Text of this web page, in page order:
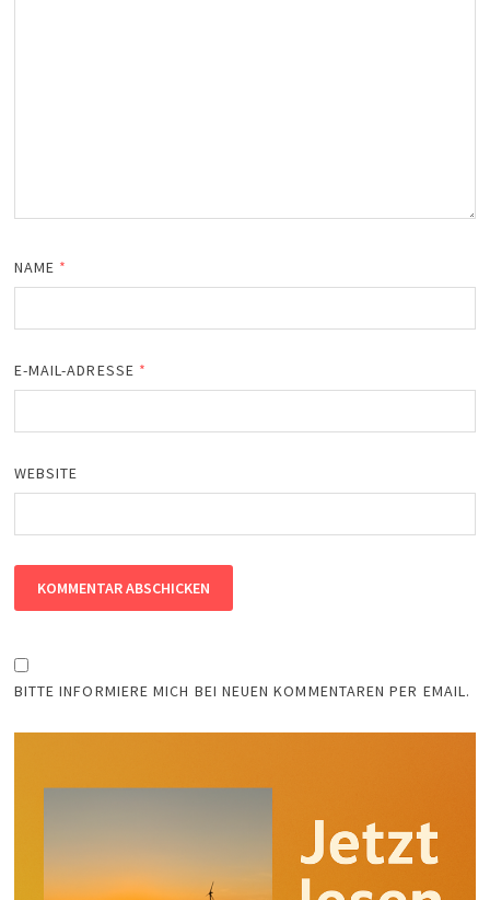
NAME *
E-MAIL-ADRESSE *
WEBSITE
BITTE INFORMIERE MICH BEI NEUEN KOMMENTAREN PER EMAIL.